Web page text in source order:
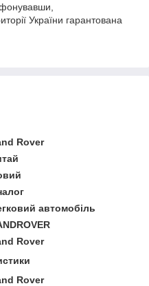
України гарантована
Rover
автомобіль
Rover
Rover